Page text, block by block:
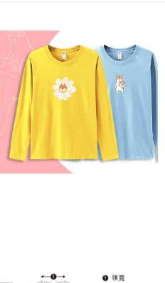
本公司帳單繳交帳款。
之契約關係目的，商店將以您的個人
台灣大哥大進項蒐集、處理及利用，
料之確認、核對及更正。
：
https://oppay.tw/userRule
訂單仍視為有效，需透過AFTEE先享
」之結帳頁面顯示為準，若有關於
相關疑問，請聯繫「AFTEE先享後付
support/home
之「AFTEE先享後付」服務完成之交
資料，並將交易相關給付款項請求債
下網址：
者引起之損失，本公司不負相關責
據個別帳號之用戶狀況，依本公司即
戶之使用額度並採取法律行動。
運費
運費
運費